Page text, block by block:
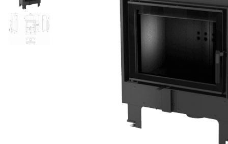
TERMOSEMINEE
SOBE MOBILE TERACOTĂ
SEMINEE SUSPENDATE PE
LEMNE